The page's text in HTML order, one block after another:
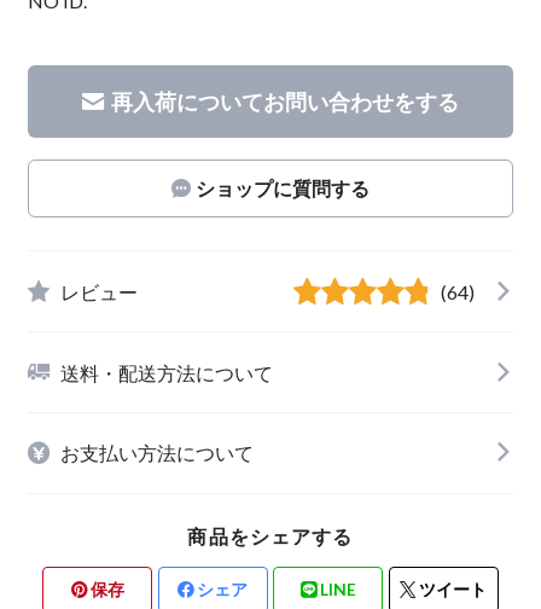
再入荷についてお問い合わせをする
ショップに質問する
レビュー (64)
送料・配送方法について
お支払い方法について
商品をシェアする
保存 シェア LINE ツイート